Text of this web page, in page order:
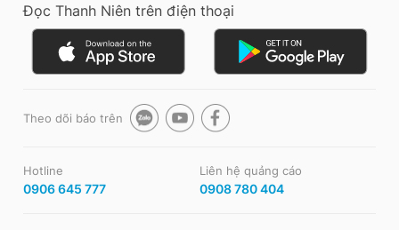
Đọc Thanh Niên trên điện thoại
Theo dõi báo trên
Hotline
0906 645 777
Liên hệ quảng cáo
0908 780 404